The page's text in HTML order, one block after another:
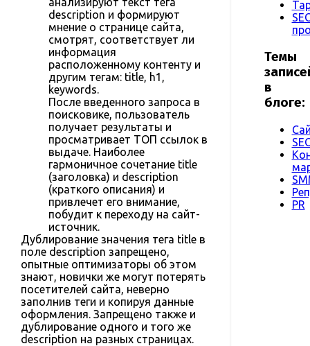
description и формируют
мнение о странице сайта,
смотрят, соответствует ли
информация
расположенному контенту и
другим тегам: title, h1,
keywords.
После введенного запроса в
поисковике, пользователь
получает результаты и
просматривает ТОП ссылок в
выдаче. Наиболее
гармоничное сочетание title
(заголовка) и description
(краткого описания) и
привлечет его внимание,
побудит к переходу на сайт-
источник.
Дублирование значения тега title в
поле description запрещено,
опытные оптимизаторы об этом
знают, новички же могут потерять
посетителей сайта, неверно
заполнив теги и копируя данные
оформления. Запрещено также и
дублирование одного и того же
description на разных страницах.
Темы
в
блоге:
PR